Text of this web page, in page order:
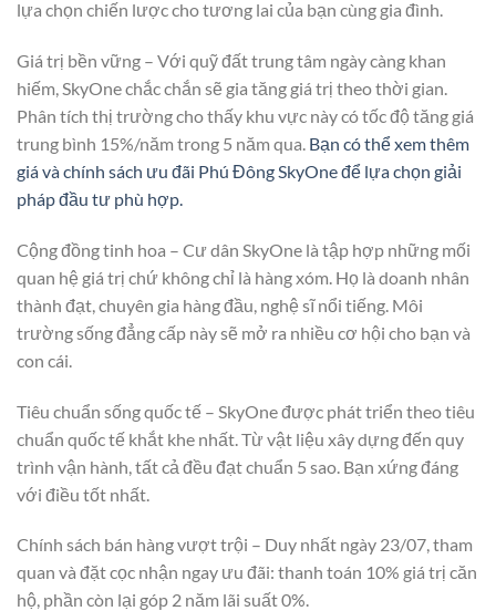
lựa chọn chiến lược cho tương lai của bạn cùng gia đình.
Giá trị bền vững – Với quỹ đất trung tâm ngày càng khan
hiếm, SkyOne chắc chắn sẽ gia tăng giá trị theo thời gian.
Phân tích thị trường cho thấy khu vực này có tốc độ tăng giá
trung bình 15%/năm trong 5 năm qua. Bạn có thể xem thêm
giá và chính sách ưu đãi Phú Đông SkyOne để lựa chọn giải
pháp đầu tư phù hợp.
Cộng đồng tinh hoa – Cư dân SkyOne là tập hợp những mối
quan hệ giá trị chứ không chỉ là hàng xóm. Họ là doanh nhân
thành đạt, chuyên gia hàng đầu, nghệ sĩ nổi tiếng. Môi
trường sống đẳng cấp này sẽ mở ra nhiều cơ hội cho bạn và
con cái.
Tiêu chuẩn sống quốc tế – SkyOne được phát triển theo tiêu
chuẩn quốc tế khắt khe nhất. Từ vật liệu xây dựng đến quy
trình vận hành, tất cả đều đạt chuẩn 5 sao. Bạn xứng đáng
với điều tốt nhất.
Chính sách bán hàng vượt trội – Duy nhất ngày 23/07, tham
quan và đặt cọc nhận ngay ưu đãi: thanh toán 10% giá trị căn
hộ, phần còn lại góp 2 năm lãi suất 0%.